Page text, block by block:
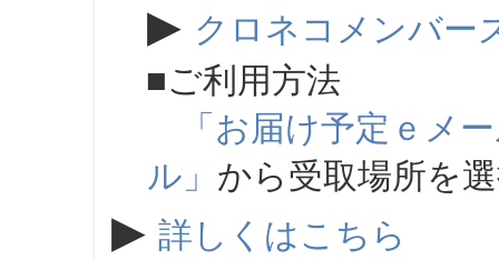
▶ クロネコメンバー
■ご利用方法
「お届け予定ｅメ
ル」 から受取場所を
▶ 詳しくはこちら